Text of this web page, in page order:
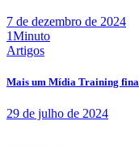
7 de dezembro de 2024
1Minuto
Artigos
Mais um Mídia Training
29 de julho de 2024